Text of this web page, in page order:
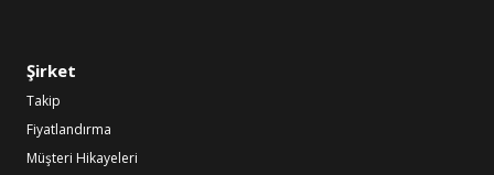
Şirket
Takip
Fiyatlandırma
Müşteri Hikayeleri